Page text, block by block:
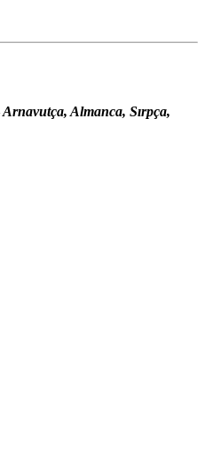
Arnavutça, Almanca, Sırpça,